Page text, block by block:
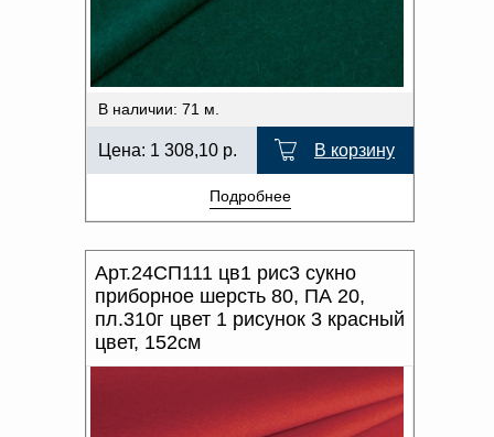
В наличии: 71 м.
Цена: 1 308,10 р. В корзину
Подробнее
Арт.24СП111 цв1 рис3 сукно
приборное шерсть 80, ПА 20,
пл.310г цвет 1 рисунок 3 красный
цвет, 152см